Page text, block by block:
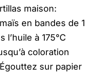
maison:
en bandes de 1
à 175°C
coloration
sur papier